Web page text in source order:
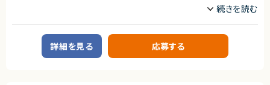
日程調整は、多くの人が日常的に行う業務である一方、長年にわたり非効率
近年は、業務のデジタル化・生産性向上の流れを背景に、この分野自体が急
速に注目され、改善ニーズが顕在化しています。
本サービスは、その中でも機能面・体験面の両方で優位性を持ち、将来的に
はビジネスに欠かせないインフラ的存在となるポテンシャルを備えていま
■尚可要件：
・Datadog等の監視ツール利用経験
・セキュリティ、ネットワーク、DBに関する深い知識
・toCサービス開発経験
業務内容
■案件概要
toC向けWebサービスの開発・運用をお任せします。
詳細を見る 応募する